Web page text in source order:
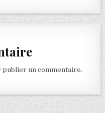
publier un commentaire.